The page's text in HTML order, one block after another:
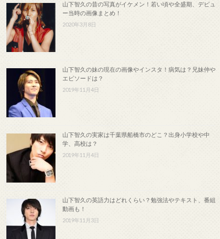
山下智久の昔の写真がイケメン！若い頃や全盛期、デビュ
ー当時の画像まとめ！
2020年3月8日
山下智久の妹の現在の画像やインスタ！病気は？兄妹仲や
エピソードは？
2019年11月4日
山下智久の実家は千葉県船橋市のどこ？出身小学校や中
学、高校は？
2019年11月4日
山下智久の英語力はどれくらい？勉強法やテキスト、番組
動画も！
2019年11月3日